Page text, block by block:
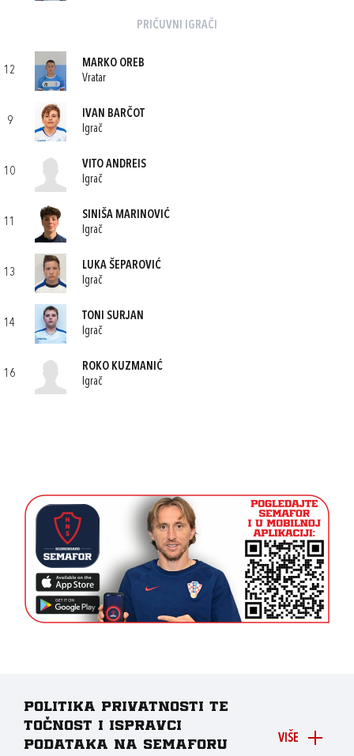
PRIČUVNI IGRAČI
12
MARKO OREB
Vratar
9
IVAN BARČOT
Igrač
10
VITO ANDREIS
Igrač
11
SINIŠA MARINOVIĆ
Igrač
13
LUKA ŠEPAROVIĆ
Igrač
14
TONI SURJAN
Igrač
16
ROKO KUZMANIĆ
Igrač
VIŠE
Politika privatnosti te
točnost i ispravci
podataka na Semaforu